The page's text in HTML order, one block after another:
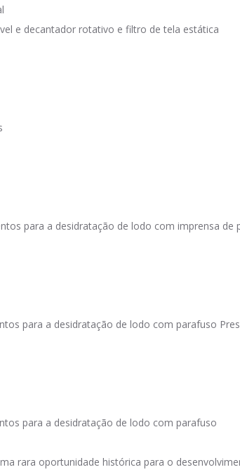
e decantador rotativo e filtro de tela estática
para a desidratação de lodo com imprensa
para a desidratação de lodo com parafuso
para a desidratação de lodo com parafuso
rara oportunidade histórica para o